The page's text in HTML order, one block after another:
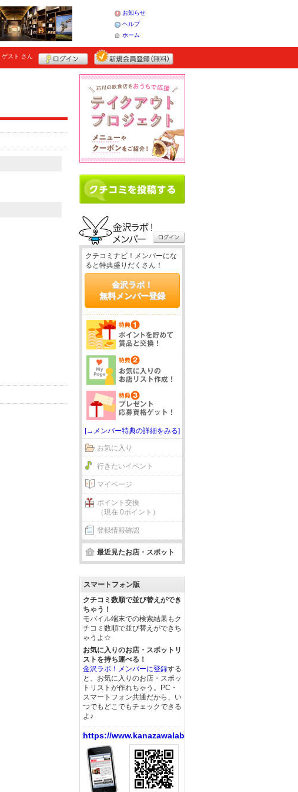
お知らせ
ヘルプ
ホーム
ゲスト さん
クチコミナビ！メンバーにな
ると特典盛りだくさん！
金沢ラボ！
無料メンバー登録
[→メンバー特典の詳細をみる]
お気に入り
行きたいイベント
マイページ
ポイント交換
（現在 0ポイント）
登録情報確認
最近見たお店・スポット
スマートフォン版
クチコミ数順で並び替えができ
ちゃう！
モバイル端末での検索結果もク
チコミ数順で並び替えができち
ゃうよ☆
お気に入りのお店・スポットリ
ストを持ち運べる！
金沢ラボ！メンバーに登録する
と、お気に入りのお店・スポッ
トリストが作れちゃう。PC・
スマートフォン共通だから、い
つでもどこでもチェックできる
よ♪
https://www.kanazawalabo.net/